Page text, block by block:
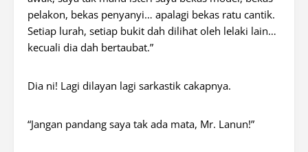
pelakon, bekas penyanyi… apalagi bekas ratu cantik.
Setiap lurah, setiap bukit dah dilihat oleh lelaki lain…
kecuali dia dah bertaubat.”
Dia ni! Lagi dilayan lagi sarkastik cakapnya.
“Jangan pandang saya tak ada mata, Mr. Lanun!”